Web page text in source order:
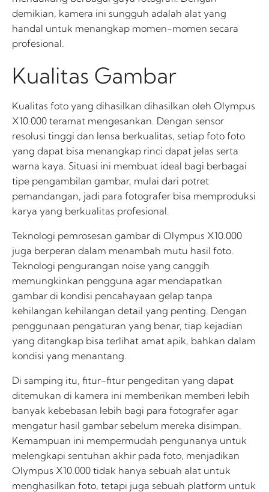
demikian, kamera ini sungguh adalah alat yang
handal untuk menangkap momen-momen secara
profesional.
Kualitas Gambar
Kualitas foto yang dihasilkan dihasilkan oleh Olympus
X10.000 teramat mengesankan. Dengan sensor
resolusi tinggi dan lensa berkualitas, setiap foto foto
yang dapat bisa menangkap rinci dapat jelas serta
warna kaya. Situasi ini membuat ideal bagi berbagai
tipe pengambilan gambar, mulai dari potret
pemandangan, jadi para fotografer bisa memproduksi
karya yang berkualitas profesional.
Teknologi pemrosesan gambar di Olympus X10.000
juga berperan dalam menambah mutu hasil foto.
Teknologi pengurangan noise yang canggih
memungkinkan pengguna agar mendapatkan
gambar di kondisi pencahayaan gelap tanpa
kehilangan kehilangan detail yang penting. Dengan
penggunaan pengaturan yang benar, tiap kejadian
yang ditangkap bisa terlihat amat apik, bahkan dalam
kondisi yang menantang.
Di samping itu, fitur-fitur pengeditan yang dapat
ditemukan di kamera ini memberikan memberi lebih
banyak kebebasan lebih bagi para fotografer agar
mengatur hasil gambar sebelum mereka disimpan.
Kemampuan ini mempermudah pengunanya untuk
melengkapi sentuhan akhir pada foto, menjadikan
Olympus X10.000 tidak hanya sebuah alat untuk
menghasilkan foto, tetapi juga sebuah platform untuk